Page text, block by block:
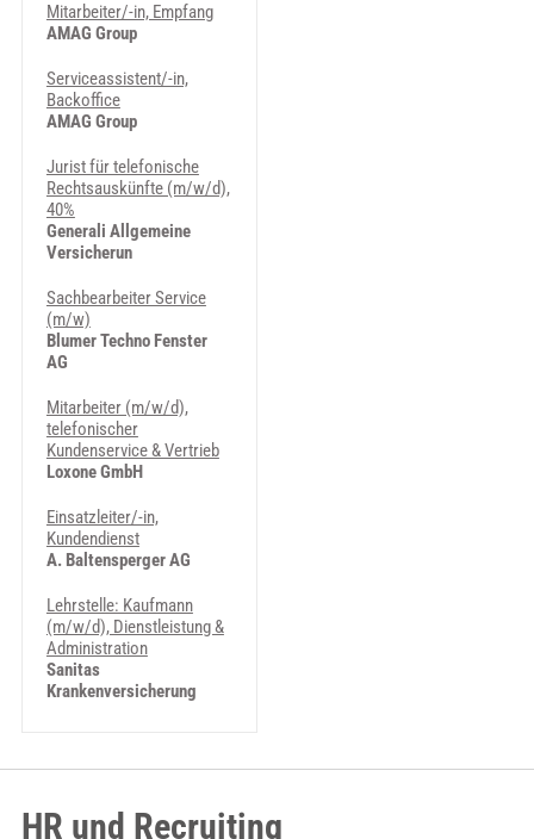
Mitarbeiter/-in, Empfang
AMAG Group
Serviceassistent/-in,
Backoffice
AMAG Group
Jurist für telefonische
Rechtsauskünfte (m/w/d),
40%
Generali Allgemeine
Versicherun
Sachbearbeiter Service
(m/w)
Blumer Techno Fenster
AG
Mitarbeiter (m/w/d),
telefonischer
Kundenservice & Vertrieb
Loxone GmbH
Einsatzleiter/-in,
Kundendienst
A. Baltensperger AG
Lehrstelle: Kaufmann
(m/w/d), Dienstleistung &
Administration
Sanitas
Krankenversicherung
HR und Recruiting